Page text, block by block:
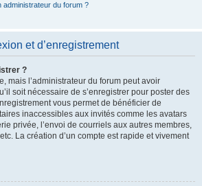
administrateur du forum ?
et d’enregistrement
?
mais l’administrateur du forum peut avoir
soit nécessaire de s’enregistrer pour poster des
vous permet de bénéficier de
inaccessibles aux invités comme les avatars
privée, l’envoi de courriels aux autres membres,
La création d’un compte est rapide et vivement